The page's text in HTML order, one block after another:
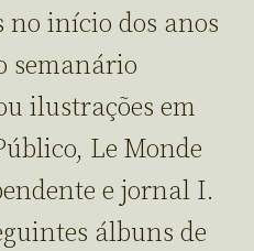
no início dos anos
semanário
ilustrações em
Le Monde
e jornal I.
álbuns de